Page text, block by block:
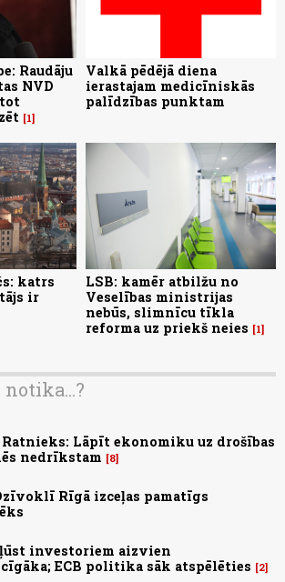
Raudāju
NVD
1
Valkā pēdējā diena
ierastajam medicīniskās
palīdzības punktam
katrs
ir
LSB: kamēr atbilžu no
Veselības ministrijas
nebūs, slimnīcu tīkla
reforma uz priekš neies
1
Lāpīt ekonomiku uz drošības
nedrīkstam
8
Rīgā izceļas pamatīgs
investoriem aizvien
ECB politika sāk atspēlēties
2